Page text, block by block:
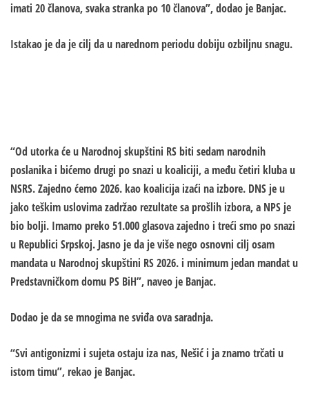
imati 20 članova, svaka stranka po 10 članova”, dodao je Banjac.
Istakao je da je cilj da u narednom periodu dobiju ozbiljnu snagu.
“Od utorka će u Narodnoj skupštini RS biti sedam narodnih
poslanika i bićemo drugi po snazi u koaliciji, a među četiri kluba u
NSRS. Zajedno ćemo 2026. kao koalicija izaći na izbore. DNS je u
jako teškim uslovima zadržao rezultate sa prošlih izbora, a NPS je
bio bolji. Imamo preko 51.000 glasova zajedno i treći smo po snazi
u Republici Srpskoj. Jasno je da je više nego osnovni cilj osam
mandata u Narodnoj skupštini RS 2026. i minimum jedan mandat u
Predstavničkom domu PS BiH”, naveo je Banjac.
Dodao je da se mnogima ne sviđa ova saradnja.
“Svi antigonizmi i sujeta ostaju iza nas, Nešić i ja znamo trčati u
istom timu”, rekao je Banjac.